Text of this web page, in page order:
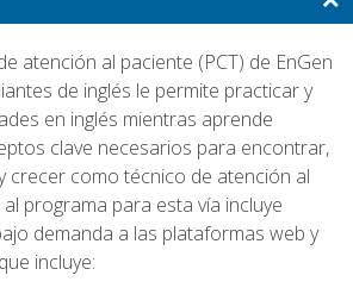
atención al paciente (PCT) de EnGen
de inglés le permite practicar y
en inglés mientras aprende
clave necesarios para encontrar,
crecer como técnico de atención al
programa para esta vía incluye
demanda a las plataformas web y
incluye: